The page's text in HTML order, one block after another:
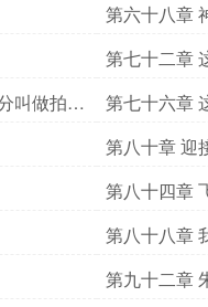
第六十八章
第七十二章
叫做拍电
第七十六章
第八十章 迎
第八十四章
第八十八章
第九十二章